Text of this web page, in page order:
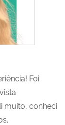
Foi
muito, conheci